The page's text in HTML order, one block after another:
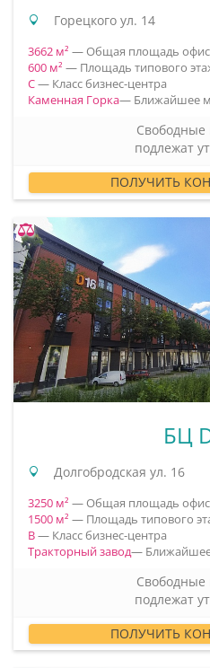
Горецкого ул. 14
3662 м² — Общая площадь
600 м² — Площадь типового
C— Класс бизнес-центра
Каменная Горка— Ближайшее
подлежат
ПОЛУЧИТЬ
БЦ
Долгобродская ул. 16
3250 м² — Общая площадь
1500 м² — Площадь типового
B— Класс бизнес-центра
Тракторный завод—
подлежат
ПОЛУЧИТЬ